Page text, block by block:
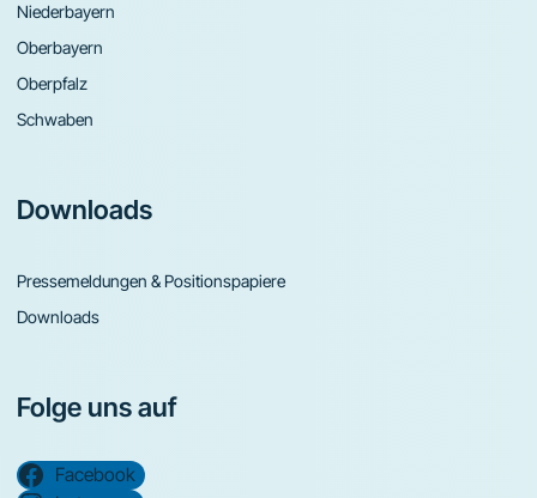
Niederbayern
Oberbayern
Oberpfalz
Schwaben
Downloads
Pressemeldungen & Positionspapiere
Downloads
Folge uns auf
Facebook